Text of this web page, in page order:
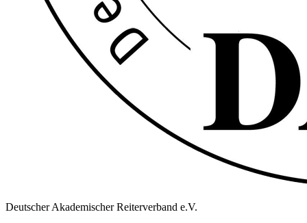
Deutscher Akademischer Reiterverband e.V.